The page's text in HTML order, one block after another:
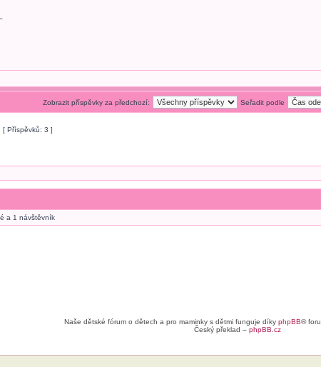
Zobrazit příspěvky za předchozí: Seřadit podle
[ Příspěvků: 3 ]
a 1 návštěvník
Naše dětské fórum o dětech a pro maminky s dětmi funguje díky phpBB®
Český překlad – phpBB.cz